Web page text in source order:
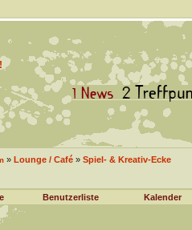
» Lounge / Café» Spiel- & Kreativ-Ecke
Benutzerliste Kalender